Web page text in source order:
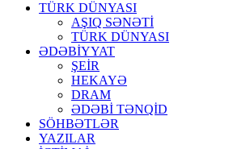
TÜRK DÜNYASI
AŞIQ SƏNƏTİ
TÜRK DÜNYASI
ƏDƏBİYYAT
ŞEİR
HEKAYƏ
DRAM
ƏDƏBİ TƏNQİD
SÖHBƏTLƏR
YAZILAR